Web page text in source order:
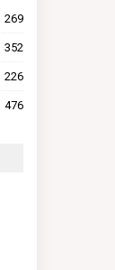
269
352
226
476